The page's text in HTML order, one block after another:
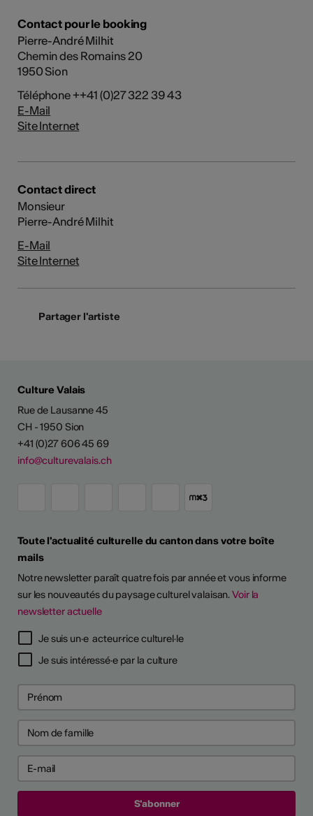
D'ARTISTES
Contact pour le booking
Pierre-André Milhit
Chemin des Romains 20
1950 Sion
Téléphone ++41 (0)27 322 39 43
E-Mail
Site Internet
Contact direct
Monsieur
Pierre-André Milhit
E-Mail
Site Internet
Partager l'artiste
Culture Valais
Rue de Lausanne 45
CH - 1950 Sion
+41 (0)27 606 45 69
info@culturevalais.ch
Toute l'actualité culturelle du canton dans votre boîte
mails
Notre newsletter paraît quatre fois par année et vous informe
sur les nouveautés du paysage culturel valaisan.Voir la
newsletter actuelle
Je suis un·e acteur·rice culturel·le
Je suis intéressé·e par la culture